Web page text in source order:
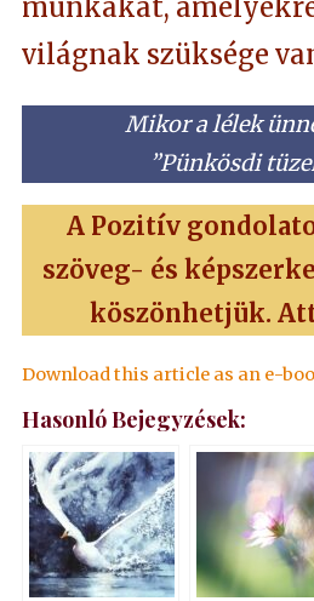
világnak szüksége
Mikor a lélek
”Pünkösdi
A Pozitív
szöveg- és
köszönhetjük.
Download this article as an e-
Hasonló Bejegyzések: